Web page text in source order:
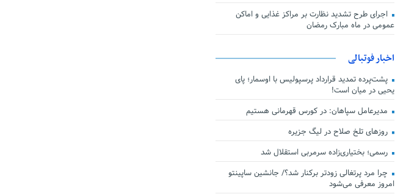
اجرای طرح تشدید نظارت بر مراکز غذایی و اماکن
عمومی در ماه مبارک رمضان
اخبار فوتبالی
پشت‌پرده تمدید قرارداد پرسپولیس با اوسمار؛ پای
یحیی در میان است!
مدیرعامل سپاهان: در کورس قهرمانی هستیم
روزهای تلخ صلاح در لیگ جزیره
رسمی؛ بختیاری‌زاده سرمربی استقلال شد
چرا مرد پرتغالی زودتر برکنار شد؟/ جانشین ساپینتو
امروز معرفی می‌شود